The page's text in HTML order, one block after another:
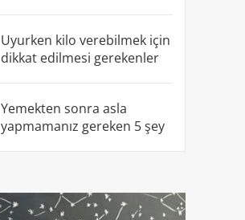
Uyurken kilo verebilmek için
dikkat edilmesi gerekenler
Yemekten sonra asla
yapmamanız gereken 5 şey